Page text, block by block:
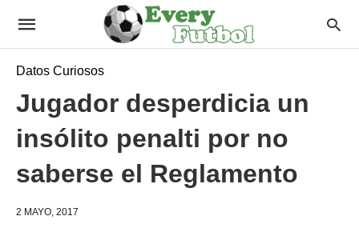
Datos Curiosos
Jugador desperdicia un
insólito penalti por no
saberse el Reglamento
2 MAYO, 2017